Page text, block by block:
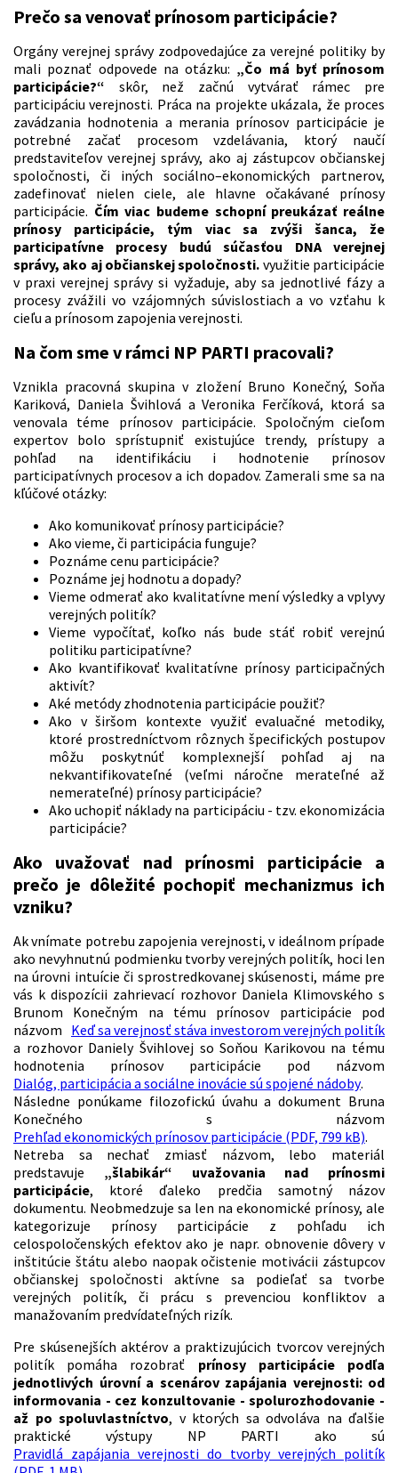
Prečo sa venovať prínosom participácie?
Orgány verejnej správy zodpovedajúce za verejné politiky by
mali poznať odpovede na otázku: „Čo má byť prínosom
participácie?“ skôr, než začnú vytvárať rámec pre
participáciu verejnosti. Práca na projekte ukázala, že proces
zavádzania hodnotenia a merania prínosov participácie je
potrebné začať procesom vzdelávania, ktorý naučí
predstaviteľov verejnej správy, ako aj zástupcov občianskej
spoločnosti, či iných sociálno–ekonomických partnerov,
zadefinovať nielen ciele, ale hlavne očakávané prínosy
participácie. Čím viac budeme schopní preukázať reálne
prínosy participácie, tým viac sa zvýši šanca, že
participatívne procesy budú súčasťou DNA verejnej
správy, ako aj občianskej spoločnosti. využitie participácie
v praxi verejnej správy si vyžaduje, aby sa jednotlivé fázy a
procesy zvážili vo vzájomných súvislostiach a vo vzťahu k
cieľu a prínosom zapojenia verejnosti.
Na čom sme v rámci NP PARTI pracovali?
Vznikla pracovná skupina v zložení Bruno Konečný, Soňa
Kariková, Daniela Švihlová a Veronika Ferčíková, ktorá sa
venovala téme prínosov participácie. Spoločným cieľom
expertov bolo sprístupniť existujúce trendy, prístupy a
pohľad na identifikáciu i hodnotenie prínosov
participatívnych procesov a ich dopadov. Zamerali sme sa na
kľúčové otázky:
Ako komunikovať prínosy participácie?
Ako vieme, či participácia funguje?
Poznáme cenu participácie?
Poznáme jej hodnotu a dopady?
Vieme odmerať ako kvalitatívne mení výsledky a vplyvy
verejných politík?
Vieme vypočítať, koľko nás bude stáť robiť verejnú
politiku participatívne?
Ako kvantifikovať kvalitatívne prínosy participačných
aktivít?
Aké metódy zhodnotenia participácie použiť?
Ako v širšom kontexte využiť evaluačné metodiky,
ktoré prostredníctvom rôznych špecifických postupov
môžu poskytnúť komplexnejší pohľad aj na
nekvantifikovateľné (veľmi náročne merateľné až
nemerateľné) prínosy participácie?
Ako uchopiť náklady na participáciu - tzv. ekonomizácia
participácie?
Ako uvažovať nad prínosmi participácie a
prečo je dôležité pochopiť mechanizmus ich
vzniku?
Ak vnímate potrebu zapojenia verejnosti, v ideálnom prípade
ako nevyhnutnú podmienku tvorby verejných politík, hoci len
na úrovni intuície či sprostredkovanej skúsenosti, máme pre
vás k dispozícii zahrievací rozhovor Daniela Klimovského s
Brunom Konečným na tému prínosov participácie pod
názvom Keď sa verejnosť stáva investorom verejných politík
a rozhovor Daniely Švihlovej so Soňou Karikovou na tému
hodnotenia prínosov participácie pod názvom
Dialóg, participácia a sociálne inovácie sú spojené nádoby.
Následne ponúkame filozofickú úvahu a dokument Bruna
Konečného s názvom
Prehľad ekonomických prínosov participácie (PDF, 799 kB).
Netreba sa nechať zmiasť názvom, lebo materiál
predstavuje „šlabikár“ uvažovania nad prínosmi
participácie, ktoré ďaleko predčia samotný názov
dokumentu. Neobmedzuje sa len na ekonomické prínosy, ale
kategorizuje prínosy participácie z pohľadu ich
celospoločenských efektov ako je napr. obnovenie dôvery v
inštitúcie štátu alebo naopak očistenie motivácii zástupcov
občianskej spoločnosti aktívne sa podieľať sa tvorbe
verejných politík, či prácu s prevenciou konfliktov a
manažovaním predvídateľných rizík.
Pre skúsenejších aktérov a praktizujúcich tvorcov verejných
politík pomáha rozobrať prínosy participácie podľa
jednotlivých úrovní a scenárov zapájania verejnosti: od
informovania - cez konzultovanie - spolurozhodovanie -
až po spoluvlastníctvo, v ktorých sa odvoláva na ďalšie
praktické výstupy NP PARTI ako sú
Pravidlá zapájania verejnosti do tvorby verejných politík